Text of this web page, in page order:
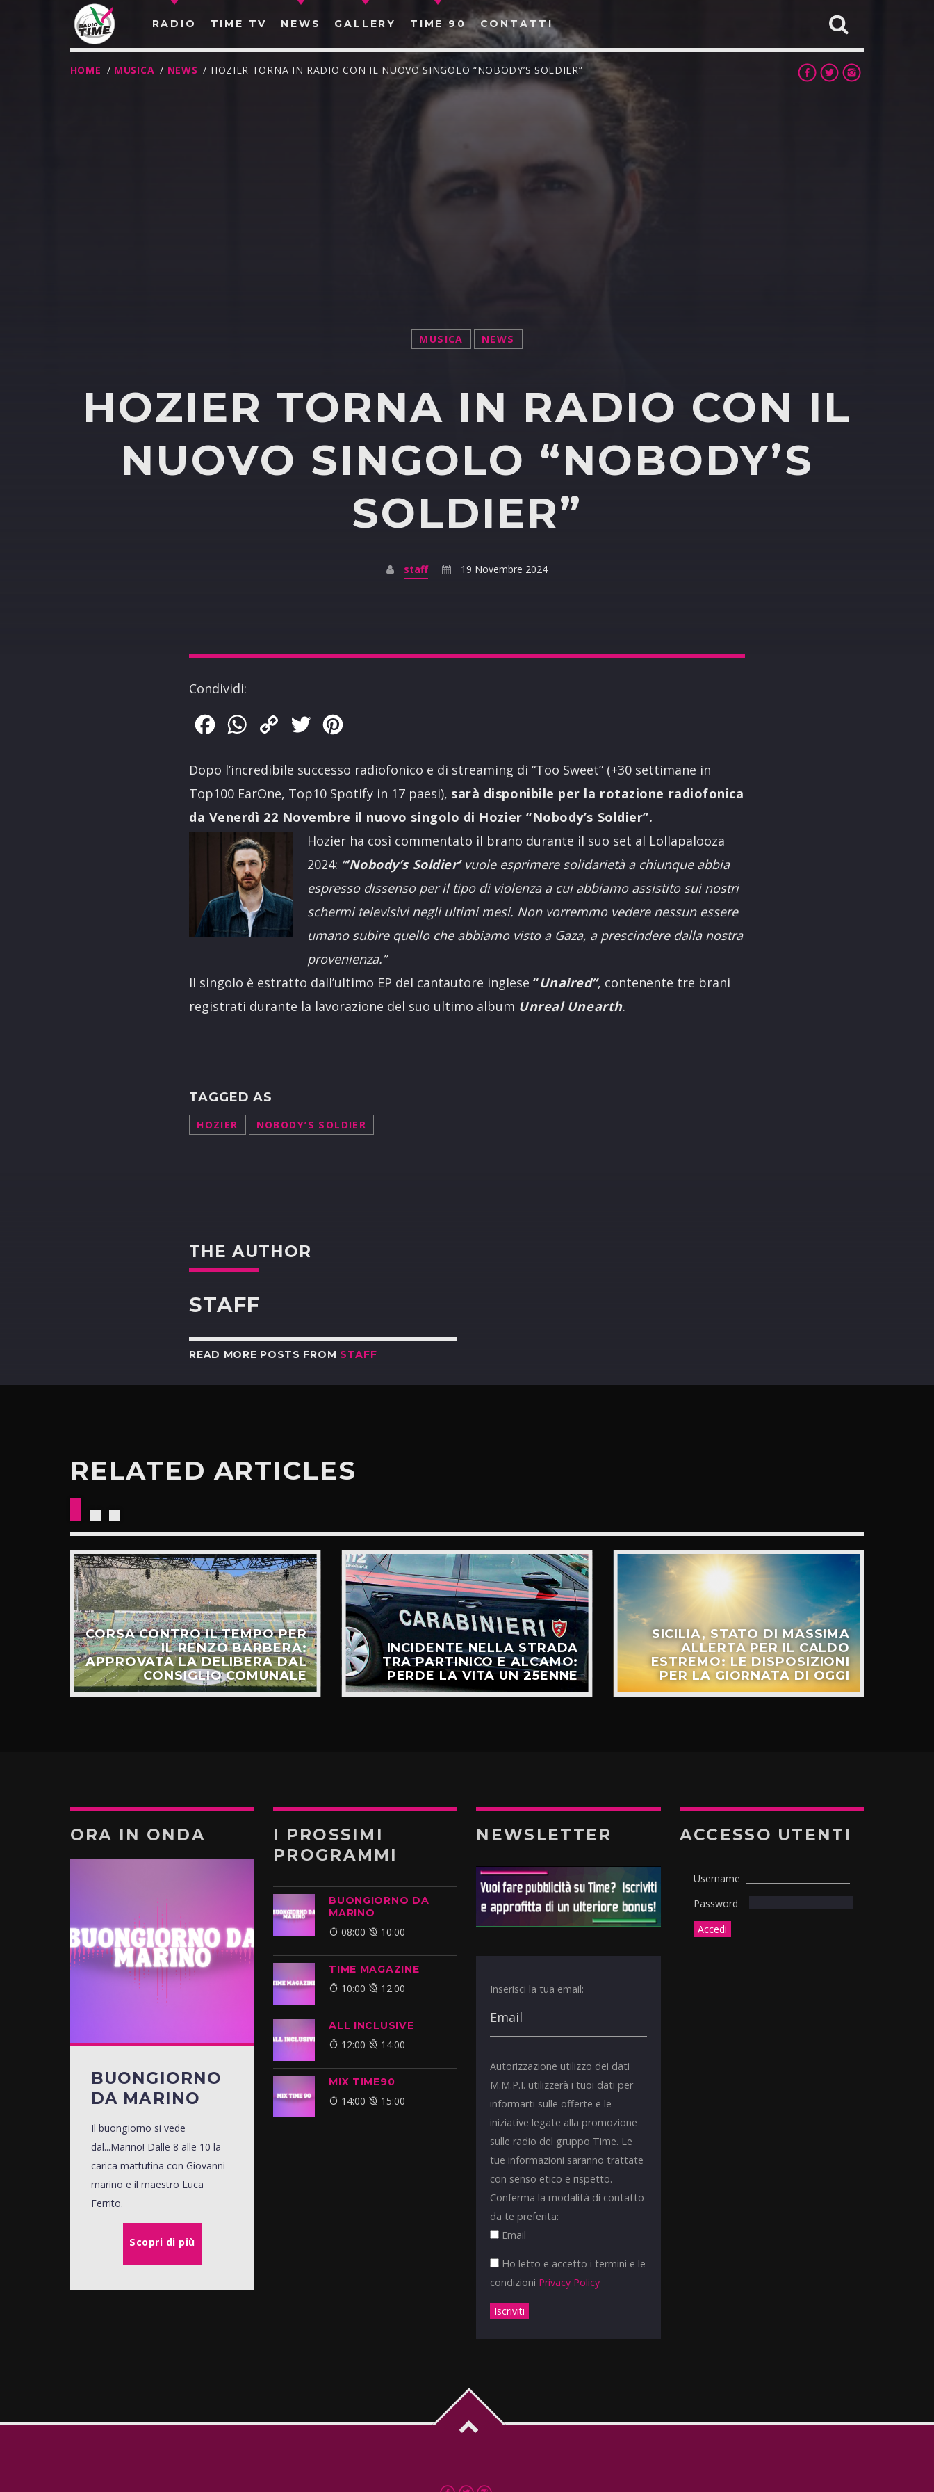
RADIO TIME TV NEWS GALLERY TIME 90 CONTATTI
CERCA NEL SITO WEB:
HOME / MUSICA / NEWS / HOZIER TORNA IN RADIO CON IL NUOVO SINGOLO “NOBODY’S SOLDIER”
MUSICA NEWS
HOZIER TORNA IN RADIO CON IL
NUOVO SINGOLO “NOBODY’S
SOLDIER”
staff 19 Novembre 2024
Condividi:
FacebookWhatsApp
Copy
Twitter
Dopo l’incredibile successo radiofonico e di streaming di “Too Sweet” (+30 settimane in
Top100 EarOne, Top10 Spotify in 17 paesi), sarà disponibile per la rotazione radiofonica
da Venerdì 22 Novembre il nuovo singolo di Hozier “Nobody’s Soldier”.
Hozier ha così commentato il brano durante il suo set al Lollapalooza
2024: “’Nobody’s Soldier’vuole esprimere solidarietà a chiunque abbia
espresso dissenso per il tipo di violenza a cui abbiamo assistito sui nostri
schermi televisivi negli ultimi mesi. Non vorremmo vedere nessun essere
umano subire quello che abbiamo visto a Gaza, a prescindere dalla nostra
provenienza.”
Il singolo è estratto dall’ultimo EP del cantautore inglese“Unaired”, contenente tre brani
registrati durante la lavorazione del suo ultimo album Unreal Unearth.
TAGGED AS
HOZIER NOBODY’S SOLDIER
THE AUTHOR
STAFF
READ MORE POSTS FROM STAFF
RELATED ARTICLES
CORSA CONTRO IL TEMPO PER
IL RENZO BARBERA:
APPROVATA LA DELIBERA DAL
CONSIGLIO COMUNALE
INCIDENTE NELLA STRADA
TRA PARTINICO E ALCAMO:
PERDE LA VITA UN 25ENNE
SICILIA, STATO DI MASSIMA
ALLERTA PER IL CALDO
ESTREMO: LE DISPOSIZIONI
PER LA GIORNATA DI OGGI
ORA IN ONDA
BUONGIORNO
DA MARINO
Il buongiorno si vede
dal...Marino! Dalle 8 alle 10 la
carica mattutina con Giovanni
marino e il maestro Luca
Ferrito.
Scopri di più
I PROSSIMI
PROGRAMMI
BUONGIORNO DA
MARINO
08:00 10:00
TIME MAGAZINE
10:00 12:00
ALL INCLUSIVE
12:00 14:00
MIX TIME90
14:00 15:00
NEWSLETTER
Inserisci la tua email:
Autorizzazione utilizzo dei dati
M.M.P.I. utilizzerà i tuoi dati per
informarti sulle offerte e le
iniziative legate alla promozione
sulle radio del gruppo Time. Le
tue informazioni saranno trattate
con senso etico e rispetto.
Conferma la modalità di contatto
da te preferita:
Email
Ho letto e accetto i termini e le
condizioni Privacy Policy
ACCESSO UTENTI
Username
Password